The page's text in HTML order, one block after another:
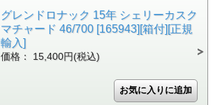
グレンドロナック 15年 シェリーカスク
マチャード 46/700 [165943][箱付][正規
輸入]
価格： 15,400円(税込)